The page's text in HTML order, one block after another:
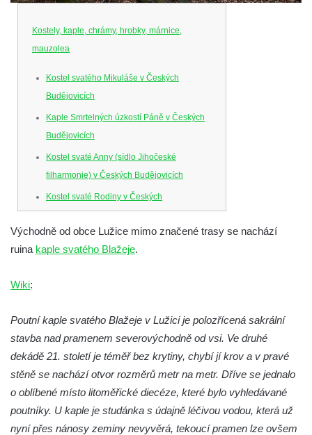
Kostely, kaple, chrámy, hrobky, márnice,
mauzolea
Kostel svatého Mikuláše v Českých
Budějovicích
Kaple Smrtelných úzkostí Páně v Českých
Budějovicích
Kostel svaté Anny (sídlo Jihočeské
filharmonie) v Českých Budějovicích
Kostel svaté Rodiny v Českých
Budějovicích
Kostel Obětování Panny Marie u kláštera
dominikánů v Českých Budějovicích
Dělnická v Kamenném Újezdě
Bývalý kostel svatých Filipa a Jakuba na
náměstí J. V. Kamarýta ve Velešíně
Kaple na hřbitově ve Velešíně
Márnice na hřbitově ve Velešíně
Kostel svatého Václava ve Velešíně
Východně od obce Lužice mimo značené trasy se nachází
ruina kaple svatého Blažeje.
Wiki:
Poutní kaple svatého Blažeje v Lužici je polozřícená sakrální
stavba nad pramenem severovýchodně od vsi. Ve druhé
dekádě 21. století je téměř bez krytiny, chybí jí krov a v pravé
stěně se nachází otvor rozměrů metr na metr. Dříve se jednalo
o oblíbené místo litoměřické diecéze, které bylo vyhledávané
poutníky. U kaple je studánka s údajně léčivou vodou, která už
nyní přes nánosy zeminy nevyvěrá, tekoucí pramen lze ovšem